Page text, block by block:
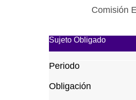
Comisión
Sujeto Obligado
Periodo
Obligación